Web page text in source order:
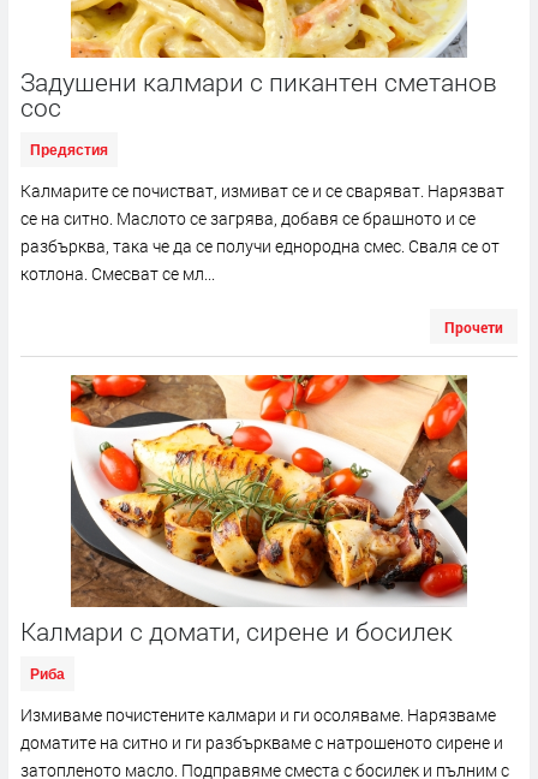
Задушени калмари с пикантен сметанов
сос
Предястия
Калмарите се почистват, измиват се и се сваряват. Нарязват
се на ситно. Маслото се загрява, добавя се брашното и се
разбърква, така че да се получи еднородна смес. Сваля се от
котлона. Смесват се мл...
Прочети
Калмари с домати, сирене и босилек
Риба
Измиваме почистените калмари и ги осоляваме. Нарязваме
доматите на ситно и ги разбъркваме с натрошеното сирене и
затопленото масло. Подправяме сместа с босилек и пълним с